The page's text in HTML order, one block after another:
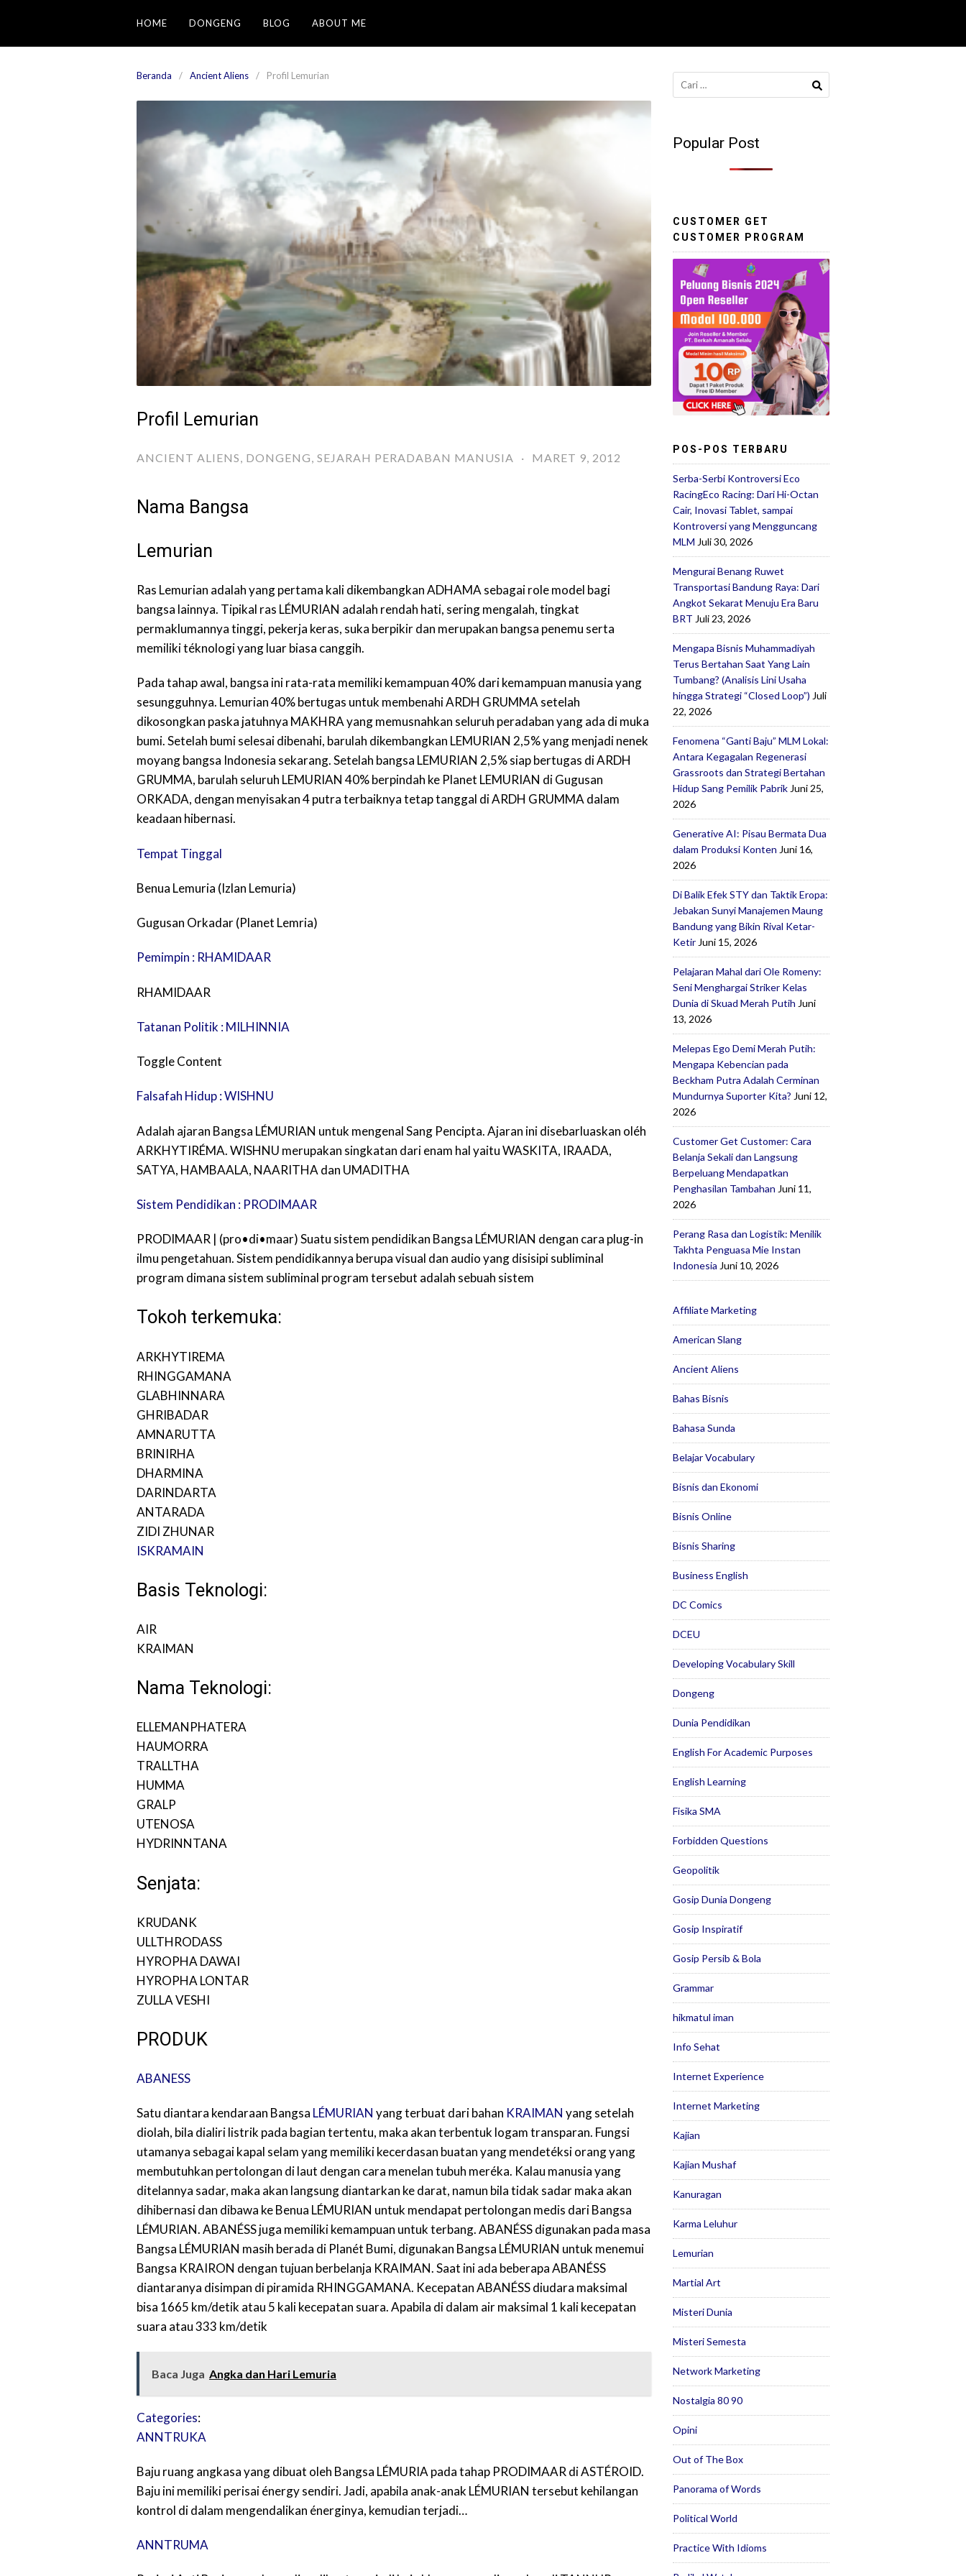
konten
HOME DONGENG BLOG ABOUT ME
Beranda Ancient Aliens Profil Lemurian
Profil Lemurian
ANCIENT ALIENS DONGENG SEJARAH PERADABAN MANUSIA · MARET 9, 2012
Nama Bangsa
Lemurian
Ras Lemurian adalah yang pertama kali dikembangkan ADHAMA sebagai role model bagi
bangsa lainnya. Tipikal ras LÉMURIAN adalah rendah hati, sering mengalah, tingkat
permaklumannya tinggi, pekerja keras, suka berpikir dan merupakan bangsa penemu serta
memiliki téknologi yang luar biasa canggih.
Pada tahap awal, bangsa ini rata-rata memiliki kemampuan 40% dari kemampuan manusia yang
sesungguhnya. Lemurian 40% bertugas untuk membenahi ARDH GRUMMA setelah
dikosongkan paska jatuhnya MAKHRA yang memusnahkan seluruh peradaban yang ada di muka
bumi. Setelah bumi selesai dibenahi, barulah dikembangkan LEMURIAN 2,5% yang menjadi nenek
moyang bangsa Indonesia sekarang. Setelah bangsa LEMURIAN 2,5% siap bertugas di ARDH
GRUMMA, barulah seluruh LEMURIAN 40% berpindah ke Planet LEMURIAN di Gugusan
ORKADA, dengan menyisakan 4 putra terbaiknya tetap tanggal di ARDH GRUMMA dalam
keadaan hibernasi.
Tempat Tinggal
Benua Lemuria (Izlan Lemuria)
Gugusan Orkadar (Planet Lemria)
Pemimpin : RHAMIDAAR
RHAMIDAAR
Tatanan Politik : MILHINNIA
Toggle Content
Falsafah Hidup : WISHNU
Adalah ajaran Bangsa LÉMURIAN untuk mengenal Sang Pencipta. Ajaran ini disebarluaskan oléh
ARKHYTIRÉMA. WISHNU merupakan singkatan dari enam hal yaitu WASKITA, IRAADA,
SATYA, HAMBAALA, NAARITHA dan UMADITHA
Sistem Pendidikan : PRODIMAAR
PRODIMAAR | (pro•di•maar) Suatu sistem pendidikan Bangsa LÉMURIAN dengan cara plug-in
ilmu pengetahuan. Sistem pendidikannya berupa visual dan audio yang disisipi subliminal
program dimana sistem subliminal program tersebut adalah sebuah sistem
Tokoh terkemuka:
ARKHYTIREMA
RHINGGAMANA
GLABHINNARA
GHRIBADAR
AMNARUTTA
BRINIRHA
DHARMINA
DARINDARTA
ANTARADA
ZIDI ZHUNAR
ISKRAMAIN
Basis Teknologi:
AIR
KRAIMAN
Nama Teknologi:
ELLEMANPHATERA
HAUMORRA
TRALLTHA
HUMMA
GRALP
UTENOSA
HYDRINNTANA
Senjata:
KRUDANK
ULLTHRODASS
HYROPHA DAWAI
HYROPHA LONTAR
ZULLA VESHI
PRODUK
ABANESS
Satu diantara kendaraan Bangsa LÉMURIAN yang terbuat dari bahan KRAIMAN yang setelah
diolah, bila dialiri listrik pada bagian tertentu, maka akan terbentuk logam transparan. Fungsi
utamanya sebagai kapal selam yang memiliki kecerdasan buatan yang mendetéksi orang yang
membutuhkan pertolongan di laut dengan cara menelan tubuh meréka. Kalau manusia yang
ditelannya sadar, maka akan langsung diantarkan ke darat, namun bila tidak sadar maka akan
dihibernasi dan dibawa ke Benua LÉMURIAN untuk mendapat pertolongan medis dari Bangsa
LÉMURIAN. ABANÉSS juga memiliki kemampuan untuk terbang. ABANÉSS digunakan pada masa
Bangsa LÉMURIAN masih berada di Planét Bumi, digunakan Bangsa LÉMURIAN untuk menemui
Bangsa KRAIRON dengan tujuan berbelanja KRAIMAN. Saat ini ada beberapa ABANÉSS
diantaranya disimpan di piramida RHINGGAMANA. Kecepatan ABANÉSS diudara maksimal
bisa 1665 km/detik atau 5 kali kecepatan suara. Apabila di dalam air maksimal 1 kali kecepatan
suara atau 333 km/detik
Baca Juga Angka dan Hari Lemuria
Categories:
ANNTRUKA
Baju ruang angkasa yang dibuat oleh Bangsa LÉMURIA pada tahap PRODIMAAR di ASTÉROID.
Baju ini memiliki perisai énergy sendiri. Jadi, apabila anak-anak LÉMURIAN tersebut kehilangan
kontrol di dalam mengendalikan énerginya, kemudian terjadi…
ANNTRUMA
Cari
untuk:
Popular Post
CUSTOMER GET
CUSTOMER PROGRAM
POS-POS TERBARU
Serba-Serbi Kontroversi Eco
RacingEco Racing: Dari Hi-Octan
Cair, Inovasi Tablet, sampai
Kontroversi yang Mengguncang
MLM Juli 30, 2026
Mengurai Benang Ruwet
Transportasi Bandung Raya: Dari
Angkot Sekarat Menuju Era Baru
BRT Juli 23, 2026
Mengapa Bisnis Muhammadiyah
Terus Bertahan Saat Yang Lain
Tumbang? (Analisis Lini Usaha
hingga Strategi “Closed Loop”) Juli
22, 2026
Fenomena “Ganti Baju” MLM Lokal:
Antara Kegagalan Regenerasi
Grassroots dan Strategi Bertahan
Hidup Sang Pemilik Pabrik Juni 25,
2026
Generative AI: Pisau Bermata Dua
dalam Produksi Konten Juni 16,
2026
Di Balik Efek STY dan Taktik Eropa:
Jebakan Sunyi Manajemen Maung
Bandung yang Bikin Rival Ketar-
Ketir Juni 15, 2026
Pelajaran Mahal dari Ole Romeny:
Seni Menghargai Striker Kelas
Dunia di Skuad Merah Putih Juni
13, 2026
Melepas Ego Demi Merah Putih:
Mengapa Kebencian pada
Beckham Putra Adalah Cerminan
Mundurnya Suporter Kita? Juni 12,
2026
Customer Get Customer: Cara
Belanja Sekali dan Langsung
Berpeluang Mendapatkan
Penghasilan Tambahan Juni 11,
2026
Perang Rasa dan Logistik: Menilik
Takhta Penguasa Mie Instan
Indonesia Juni 10, 2026
Affiliate Marketing
American Slang
Ancient Aliens
Bahas Bisnis
Bahasa Sunda
Belajar Vocabulary
Bisnis dan Ekonomi
Bisnis Online
Bisnis Sharing
Business English
DC Comics
DCEU
Developing Vocabulary Skill
Dongeng
Dunia Pendidikan
English For Academic Purposes
English Learning
Fisika SMA
Forbidden Questions
Geopolitik
Gosip Dunia Dongeng
Gosip Inspiratif
Gosip Persib & Bola
Grammar
hikmatul iman
Info Sehat
Internet Experience
Internet Marketing
Kajian
Kajian Mushaf
Kanuragan
Karma Leluhur
Lemurian
Martial Art
Misteri Dunia
Misteri Semesta
Network Marketing
Nostalgia 80 90
Opini
Out of The Box
Panorama of Words
Political World
Practice With Idioms